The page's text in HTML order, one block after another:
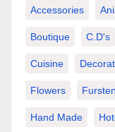
Accessories
Boutique C.d's
Cuisine
Flowers
Hand Made